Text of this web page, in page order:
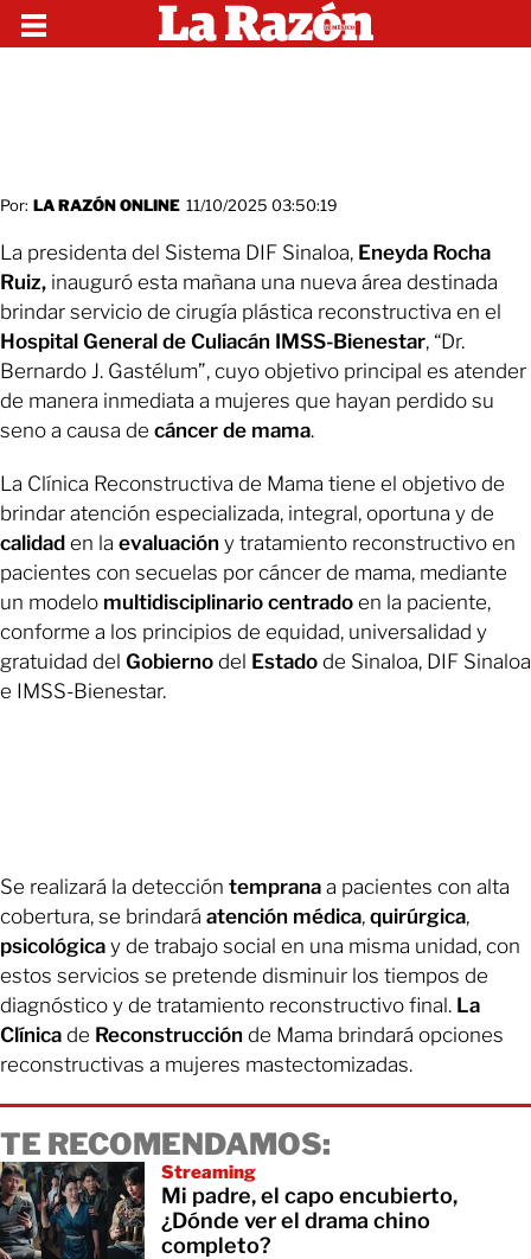
Por: LA RAZÓN ONLINE 11/10/2025 03:50:19
La presidenta del Sistema DIF Sinaloa, Eneyda Rocha
Ruiz, inauguró esta mañana una nueva área destinada
brindar servicio de cirugía plástica reconstructiva en el
Hospital General de Culiacán IMSS-Bienestar, “Dr.
Bernardo J. Gastélum”, cuyo objetivo principal es atender
de manera inmediata a mujeres que hayan perdido su
seno a causa de cáncer de mama.
La Clínica Reconstructiva de Mama tiene el objetivo de
brindar atención especializada, integral, oportuna y de
calidad en la evaluación y tratamiento reconstructivo en
pacientes con secuelas por cáncer de mama, mediante
un modelo multidisciplinario centrado en la paciente,
conforme a los principios de equidad, universalidad y
gratuidad del Gobierno del Estado de Sinaloa, DIF Sinaloa
e IMSS-Bienestar.
Se realizará la detección temprana a pacientes con alta
cobertura, se brindará atención médica, quirúrgica,
psicológica y de trabajo social en una misma unidad, con
estos servicios se pretende disminuir los tiempos de
diagnóstico y de tratamiento reconstructivo final. La
Clínica de Reconstrucción de Mama brindará opciones
reconstructivas a mujeres mastectomizadas.
TE RECOMENDAMOS:
Streaming
Mi padre, el capo encubierto,
¿Dónde ver el drama chino
completo?